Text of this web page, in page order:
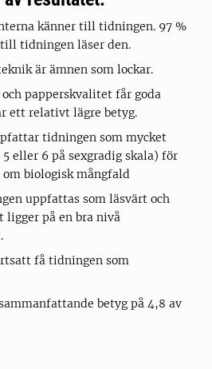
känner till tidningen. 97 %
tidningen läser den.
är ämnen som lockar.
papperskvalitet får goda
ett relativt lägre betyg.
tidningen som mycket
eller 6 på sexgradig skala) för
biologisk mångfald
uppfattas som läsvärt och
ligger på en bra nivå
få tidningen som
betyg på 4,8 av